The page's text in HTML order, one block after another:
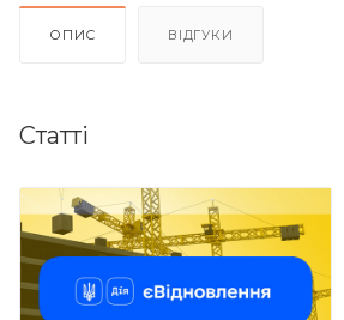
ОПИС ВІДГУКИ
Статті